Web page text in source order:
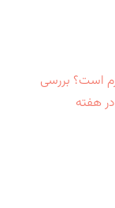
است؟ بررسی